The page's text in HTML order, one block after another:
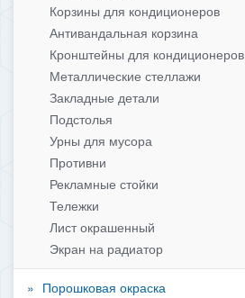
Корзины для кондиционеров
Антивандальная корзина
Кронштейны для кондиционеров
Металлические стеллажи
Закладные детали
Подстолья
Урны для мусора
Противни
Рекламные стойки
Тележки
Лист окрашенный
Экран на радиатор
Порошковая окраска